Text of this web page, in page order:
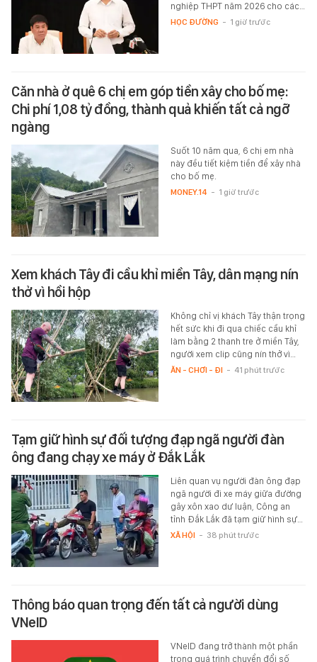
nghiệp THPT năm 2026 cho các…
HỌC ĐƯỜNG - 1 giờ trước
Căn nhà ở quê 6 chị em góp tiền xây cho bố mẹ:
Chi phí 1,08 tỷ đồng, thành quả khiến tất cả ngỡ
ngàng
Suốt 10 năm qua, 6 chị em nhà
này đều tiết kiệm tiền để xây nhà
cho bố mẹ.
MONEY.14 - 1 giờ trước
Xem khách Tây đi cầu khỉ miền Tây, dân mạng nín
thở vì hồi hộp
Không chỉ vị khách Tây thận trọng
hết sức khi đi qua chiếc cầu khỉ
làm bằng 2 thanh tre ở miền Tây,
người xem clip cũng nín thở vì…
ĂN - CHƠI - ĐI - 41 phút trước
Tạm giữ hình sự đối tượng đạp ngã người đàn
ông đang chạy xe máy ở Đắk Lắk
Liên quan vụ người đàn ông đạp
ngã người đi xe máy giữa đường
gây xôn xao dư luận, Công an
tỉnh Đắk Lắk đã tạm giữ hình sự…
XÃ HỘI - 38 phút trước
Thông báo quan trọng đến tất cả người dùng
VNeID
VNeID đang trở thành một phần
trong quá trình chuyển đổi số